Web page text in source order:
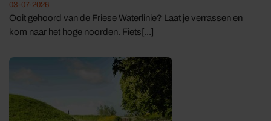
03-07-2026
Ooit gehoord van de Friese Waterlinie? Laat je verrassen en
kom naar het hoge noorden. Fiets[...]